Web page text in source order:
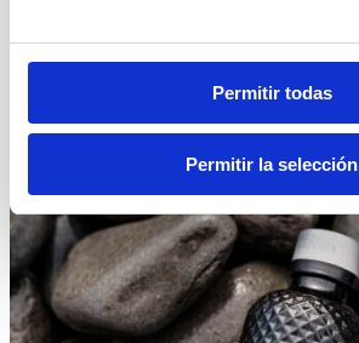
Permitir todas
Permitir la selección